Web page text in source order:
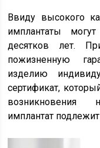
Ввиду высокого
имплантаты
десятков лет.
пожизненную
изделию
сертификат,
возникновения
имплантат